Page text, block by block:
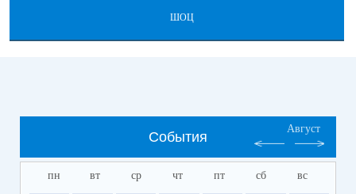
ШОЦ
События
Август
пн вт ср чт пт сб вс